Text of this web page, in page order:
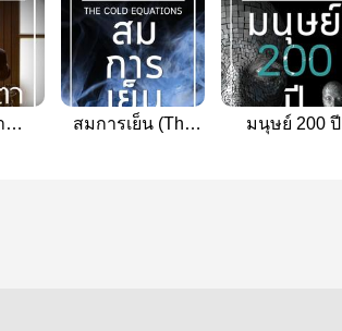
สมการเย็น (The
มนุษย์ 200 ปี